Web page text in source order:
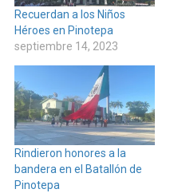
Recuerdan a los Niños
Héroes en Pinotepa
septiembre 14, 2023
Rindieron honores a la
bandera en el Batallón de
Pinotepa